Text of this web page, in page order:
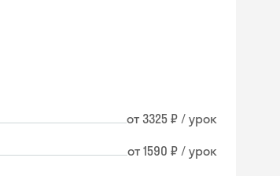
от 3325 ₽ / урок
от 1590 ₽ / урок